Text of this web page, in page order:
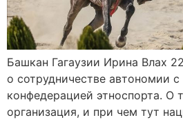
Башкан Гагаузии Ирина Влах
о сотрудничестве автономии
конфедерацией этноспорта. О
организация, и при чем тут